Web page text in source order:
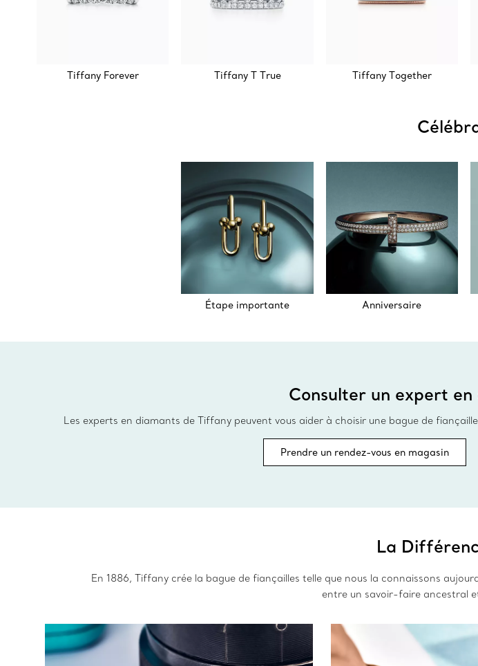
Tiffany Forever Tiffany T True Tiffany Together
Étape importante Anniversaire
Consulter un expert
Les experts en diamants de Tiffany peuvent vous aider à choisir une bague de
Prendre un rendez-vous en magasin
La
En 1886, Tiffany crée la bague de fiançailles telle que nous la connaissons
entre un savoir-faire ancestral